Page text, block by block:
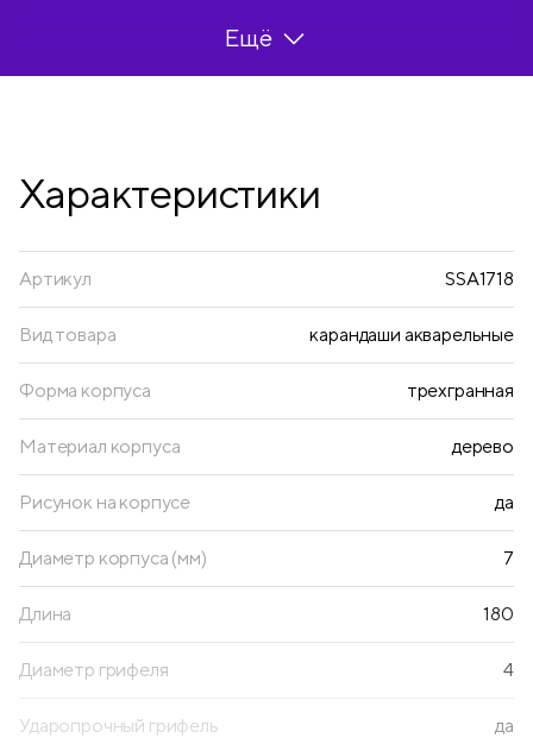
матовую картонную коробку со склеенным
европодвесом. Пластиковый трей внутри
Ещё
Характеристики
Артикул SSA1718
Вид товара карандаши акварельные
Форма корпуса трехгранная
Материал корпуса дерево
Рисунок на корпусе да
Диаметр корпуса (мм) 7
Длина 180
Диаметр грифеля 4
Ударопрочный грифель да